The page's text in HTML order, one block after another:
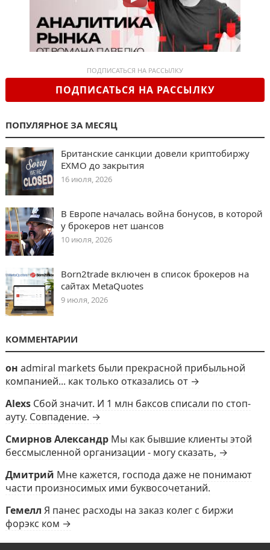
ПОДПИСАТЬСЯ НА РАССЫЛКУ
ПОДПИСАТЬСЯ НА РАССЫЛКУ
ПОПУЛЯРНОЕ ЗА МЕСЯЦ
Британские санкции довели криптобиржу
EXMO до закрытия
16 июля, 2026
В Европе началась война бонусов, в которой
у брокеров нет шансов
10 июля, 2026
Born2trade включен в список брокеров на
сайтах MetaQuotes
9 июля, 2026
КОММЕНТАРИИ
он admiral markets были прекрасной прибыльной
компанией... как только отказались от →
Alexs Сбой значит. И 1 млн баксов списали по стоп-
ауту. Совпадение. →
Смирнов Александр Мы как бывшие клиенты этой
бессмысленной организации - могу сказать, →
Дмитрий Мне кажется, господа даже не понимают
части произносимых ими буквосочетаний.
Гемелл Я панес расходы на заказ колег с биржи
форэкс ком →